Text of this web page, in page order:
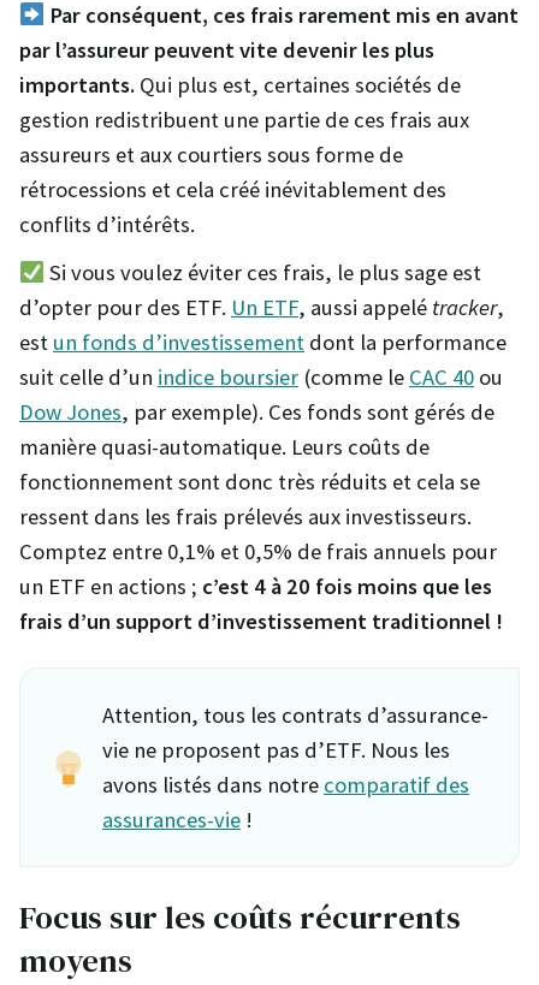
Par conséquent, ces frais rarement mis en avant
par l’assureur peuvent vite devenir les plus
importants. Qui plus est, certaines sociétés de
gestion redistribuent une partie de ces frais aux
assureurs et aux courtiers sous forme de
rétrocessions et cela créé inévitablement des
conflits d’intérêts.
Si vous voulez éviter ces frais, le plus sage est
d’opter pour des ETF. Un ETF, aussi appelé tracker,
est un fonds d’investissement dont la performance
suit celle d’un indice boursier (comme le CAC 40 ou
Dow Jones, par exemple). Ces fonds sont gérés de
manière quasi-automatique. Leurs coûts de
fonctionnement sont donc très réduits et cela se
ressent dans les frais prélevés aux investisseurs.
Comptez entre 0,1% et 0,5% de frais annuels pour
un ETF en actions ; c’est 4 à 20 fois moins que les
frais d’un support d’investissement traditionnel !
Attention, tous les contrats d’assurance-
vie ne proposent pas d’ETF. Nous les
avons listés dans notre comparatif des
assurances-vie !
Focus sur les coûts récurrents
moyens